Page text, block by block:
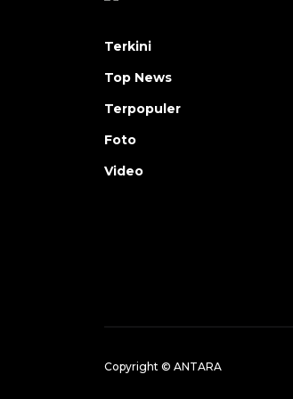
Terkini
Top News
Terpopuler
Foto
Video
Copyright © ANTARA